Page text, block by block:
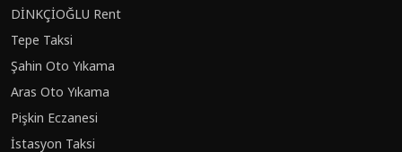
DİNKÇİOĞLU Rent
Tepe Taksi
Şahin Oto Yıkama
Aras Oto Yıkama
Pişkin Eczanesi
İstasyon Taksi